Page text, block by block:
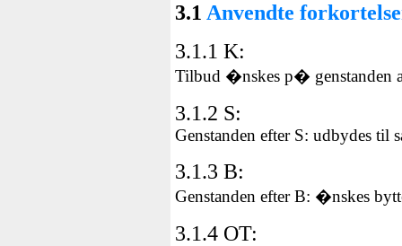
3.1 Anvendte
3.1.1 K:
Tilbud �nskes p� genstanden
3.1.2 S:
Genstanden efter S: udbydes til
3.1.3 B:
Genstanden efter B: �nskes
3.1.4 OT: